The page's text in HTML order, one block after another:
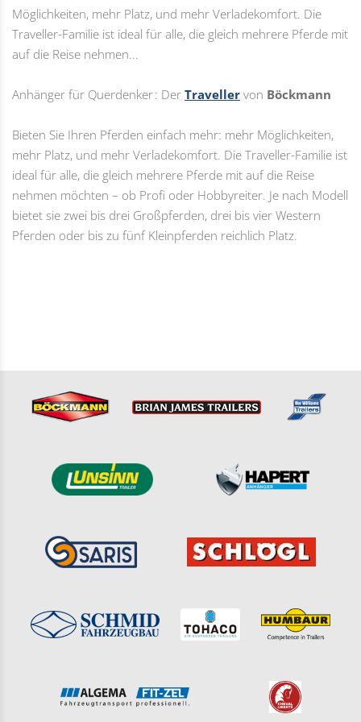
Möglichkeiten, mehr Platz, und mehr Verladekomfort. Die
Traveller-Familie ist ideal für alle, die gleich mehrere Pferde mit
auf die Reise nehmen...
Anhänger für Querdenker : Der Traveller von Böckmann
Bieten Sie Ihren Pferden einfach mehr: mehr Möglichkeiten,
mehr Platz, und mehr Verladekomfort. Die Traveller-Familie ist
ideal für alle, die gleich mehrere Pferde mit auf die Reise
nehmen möchten – ob Profi oder Hobbyreiter. Je nach Modell
bietet sie zwei bis drei Großpferden, drei bis vier Western
Pferden oder bis zu fünf Kleinpferden reichlich Platz.